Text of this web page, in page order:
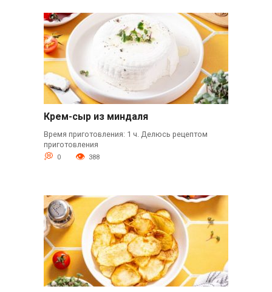
Крем-сыр из миндаля
Время приготовления: 1 ч. Делюсь рецептом
приготовления
0 388